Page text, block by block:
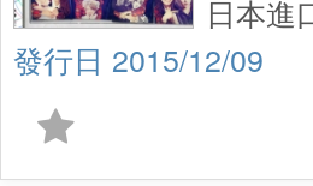
2015/12/09
日本進